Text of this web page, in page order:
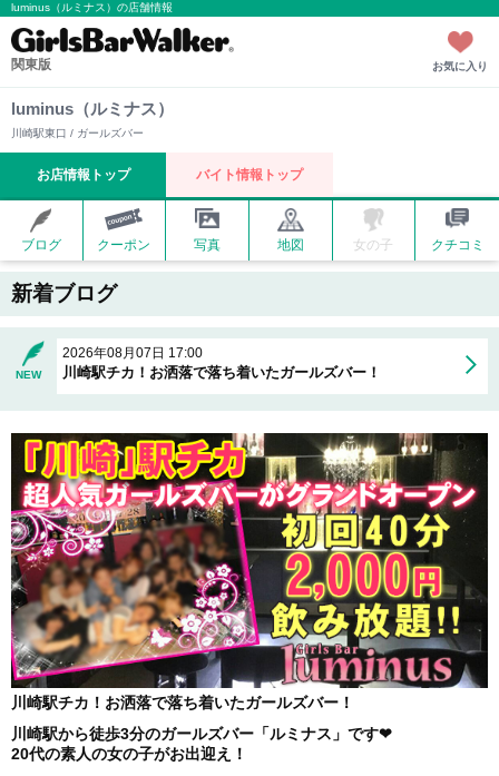
luminus（ルミナス）の店舗情報
関東版 お気に入り
luminus（ルミナス）
川崎駅東口 / ガールズバー
お店情報トップ バイト情報トップ
ブログ クーポン 写真 地図 女の子 クチコミ
新着ブログ
NEW
2026年08月07日 17:00
川崎駅チカ！お洒落で落ち着いたガールズバー！
川崎駅チカ！お洒落で落ち着いたガールズバー！
川崎駅から徒歩3分のガールズバー「ルミナス」です❤
20代の素人の女の子がお出迎え！